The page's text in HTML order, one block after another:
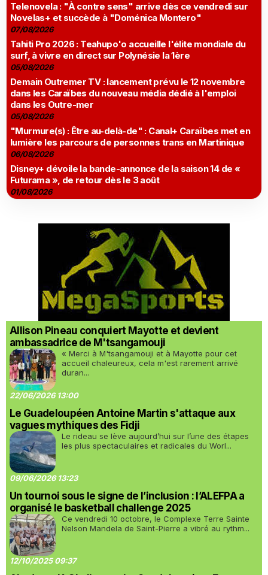
Telenovela : "À contre sens" arrive dès ce vendredi sur
Novelas+ et succède à "Doménica Montero"
07/08/2026
Tahiti Pro 2026 : Teahupo'o accueille l'élite mondiale du
surf, à vivre en direct sur Polynésie la 1ère
05/08/2026
Demain Outremer TV : lancement prévu le 12 novembre
dans les Caraïbes du nouveau média dédié à l'emploi
dans les Outre-mer
05/08/2026
"Murmure(s) : Être au-delà-de" : Canal+ Caraïbes met en
lumière les parcours de personnes trans en Martinique
06/08/2026
Disney+ dévoile la bande-annonce de la saison 14 de «
Futurama », de retour dès le 3 août
01/08/2026
Allison Pineau conquiert Mayotte et devient
ambassadrice de M'tsangamouji
« Merci à M'tsangamouji et à Mayotte pour cet
accueil chaleureux, cela m'est rarement arrivé
duran...
22/06/2026 13:00
Le Guadeloupéen Antoine Martin s'attaque aux
vagues mythiques des Fidji
Le rideau se lève aujourd’hui sur l’une des étapes
les plus spectaculaires et radicales du Worl...
09/06/2026 13:23
Un tournoi sous le signe de l’inclusion : l’ALEFPA a
organisé le basketball challenge 2025
Ce vendredi 10 octobre, le Complexe Terre Sainte
Nelson Mandela de Saint-Pierre a vibré au rythm...
12/10/2025 09:37